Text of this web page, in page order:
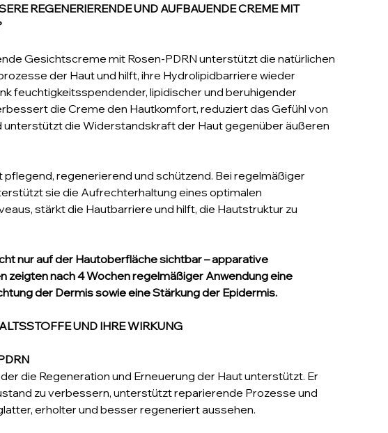
REGENERIERENDE UND AUFBAUENDE CREME MIT
Gesichtscreme mit Rosen-PDRN unterstützt die natürlichen
der Haut und hilft, ihre Hydrolipidbarriere wieder
feuchtigkeitsspendender, lipidischer und beruhigender
die Creme den Hautkomfort, reduziert das Gefühl von
unterstützt die Widerstandskraft der Haut gegenüber äußeren
pflegend, regenerierend und schützend. Bei regelmäßiger
sie die Aufrechterhaltung eines optimalen
stärkt die Hautbarriere und hilft, die Hautstruktur zu
nur auf der Hautoberfläche sichtbar – apparative
zeigten nach 4 Wochen regelmäßiger Anwendung eine
der Dermis sowie eine Stärkung der Epidermis.
UND IHRE WIRKUNG
die Regeneration und Erneuerung der Haut unterstützt. Er
zu verbessern, unterstützt reparierende Prozesse und
erholter und besser regeneriert aussehen.